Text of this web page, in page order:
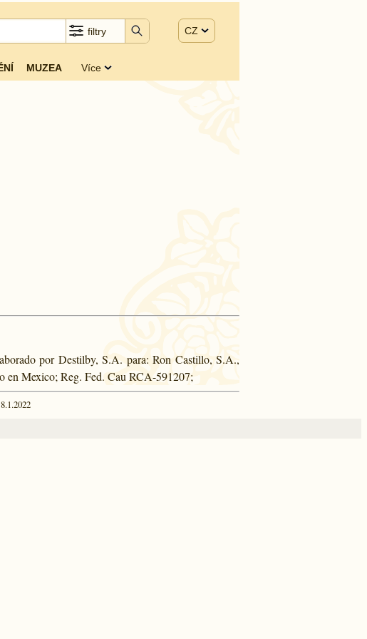
filtry CZ
MUZEA Více
por Destilby, S.A. para: Ron Castillo, S.A.,
en Mexico; Reg. Fed. Cau RCA-591207;